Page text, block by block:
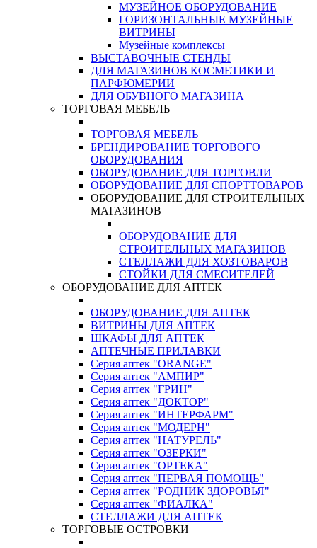
МУЗЕЙНОЕ ОБОРУДОВАНИЕ
ГОРИЗОНТАЛЬНЫЕ МУЗЕЙНЫЕ
ВИТРИНЫ
Музейные комплексы
ВЫСТАВОЧНЫЕ СТЕНДЫ
ДЛЯ МАГАЗИНОВ КОСМЕТИКИ И
ПАРФЮМЕРИИ
ДЛЯ ОБУВНОГО МАГАЗИНА
ТОРГОВАЯ МЕБЕЛЬ
ТОРГОВАЯ МЕБЕЛЬ
БРЕНДИРОВАНИЕ ТОРГОВОГО
ОБОРУДОВАНИЯ
ОБОРУДОВАНИЕ ДЛЯ ТОРГОВЛИ
ОБОРУДОВАНИЕ ДЛЯ СПОРТТОВАРОВ
ОБОРУДОВАНИЕ ДЛЯ СТРОИТЕЛЬНЫХ
МАГАЗИНОВ
ОБОРУДОВАНИЕ ДЛЯ
СТРОИТЕЛЬНЫХ МАГАЗИНОВ
СТЕЛЛАЖИ ДЛЯ ХОЗТОВАРОВ
СТОЙКИ ДЛЯ СМЕСИТЕЛЕЙ
ОБОРУДОВАНИЕ ДЛЯ АПТЕК
ОБОРУДОВАНИЕ ДЛЯ АПТЕК
ВИТРИНЫ ДЛЯ АПТЕК
ШКАФЫ ДЛЯ АПТЕК
АПТЕЧНЫЕ ПРИЛАВКИ
Серия аптек "ORANGE"
Серия аптек "АМПИР"
Серия аптек "ГРИН"
Серия аптек "ДОКТОР"
Серия аптек "ИНТЕРФАРМ"
Серия аптек "МОДЕРН"
Серия аптек "НАТУРЕЛЬ"
Серия аптек "ОЗЕРКИ"
Серия аптек "ОРТЕКА"
Серия аптек "ПЕРВАЯ ПОМОЩЬ"
Серия аптек "РОДНИК ЗДОРОВЬЯ"
Серия аптек "ФИАЛКА"
СТЕЛЛАЖИ ДЛЯ АПТЕК
ТОРГОВЫЕ ОСТРОВКИ